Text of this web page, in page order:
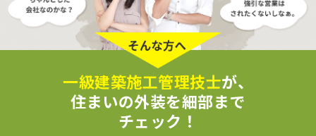
一級建築施工管理技士が、
住まいの外装を細部まで
チェック！